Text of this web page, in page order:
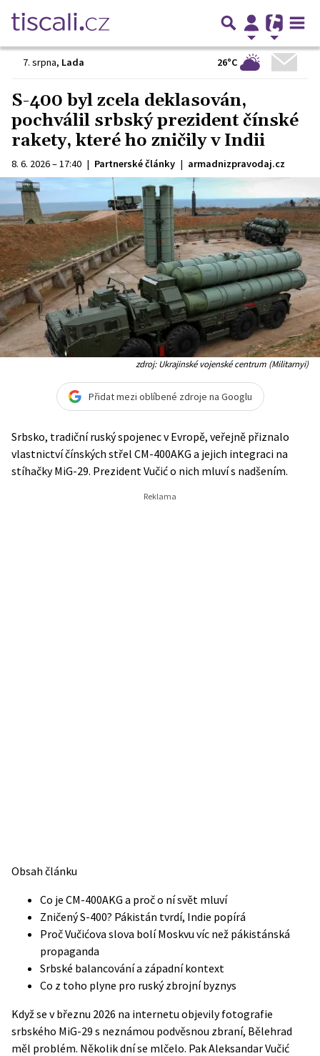
7. srpna, Lada 26°C
S-400 byl zcela deklasován,
pochválil srbský prezident čínské
rakety, které ho zničily v Indii
8. 6. 2026 – 17:40 | Partnerské články | armadnizpravodaj.cz
zdroj: Ukrajinské vojenské centrum (Militarnyi)
Přidat mezi oblíbené zdroje na Googlu
Srbsko, tradiční ruský spojenec v Evropě, veřejně přiznalo
vlastnictví čínských střel CM-400AKG a jejich integraci na
stíhačky MiG-29. Prezident Vučić o nich mluví s nadšením.
Obsah článku
Co je CM-400AKG a proč o ní svět mluví
Zničený S-400? Pákistán tvrdí, Indie popírá
Proč Vučićova slova bolí Moskvu víc než pákistánská
propaganda
Srbské balancování a západní kontext
Co z toho plyne pro ruský zbrojní byznys
Když se v březnu 2026 na internetu objevily fotografie
srbského MiG-29 s neznámou podvěsnou zbraní, Bělehrad
měl problém. Několik dní se mlčelo. Pak Aleksandar Vučić